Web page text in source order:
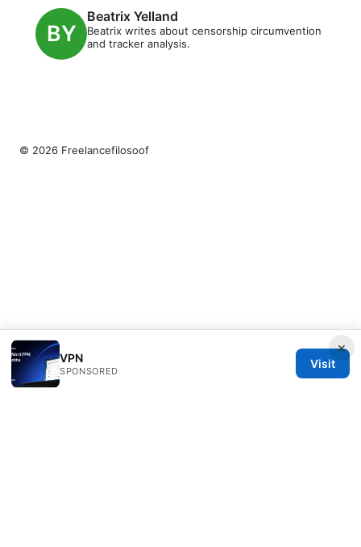
Beatrix Yelland
Beatrix writes about censorship circumvention
and tracker analysis.
×
VPN
SPONSORED
Visit
© 2026 Freelancefilosoof